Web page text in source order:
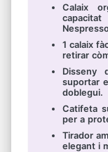
Calaix
1 calaix
retirar
Disseny
suportar
doblegui.
Catifeta
per a
Tirador
elegant i